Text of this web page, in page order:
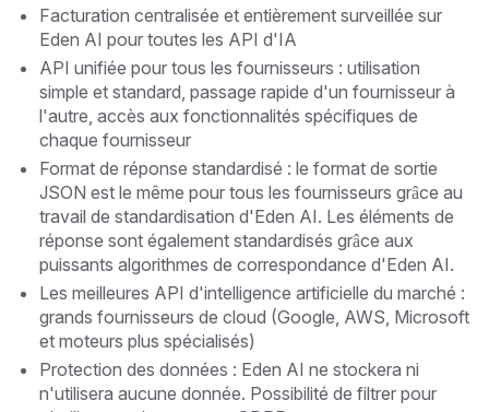
Facturation centralisée et entièrement surveillée sur
Eden AI pour toutes les API d'IA
API unifiée pour tous les fournisseurs : utilisation
simple et standard, passage rapide d'un fournisseur à
l'autre, accès aux fonctionnalités spécifiques de
chaque fournisseur
Format de réponse standardisé : le format de sortie
JSON est le même pour tous les fournisseurs grâce au
travail de standardisation d'Eden AI. Les éléments de
réponse sont également standardisés grâce aux
puissants algorithmes de correspondance d'Eden AI.
Les meilleures API d'intelligence artificielle du marché :
grands fournisseurs de cloud (Google, AWS, Microsoft
et moteurs plus spécialisés)
Protection des données : Eden AI ne stockera ni
n'utilisera aucune donnée. Possibilité de filtrer pour